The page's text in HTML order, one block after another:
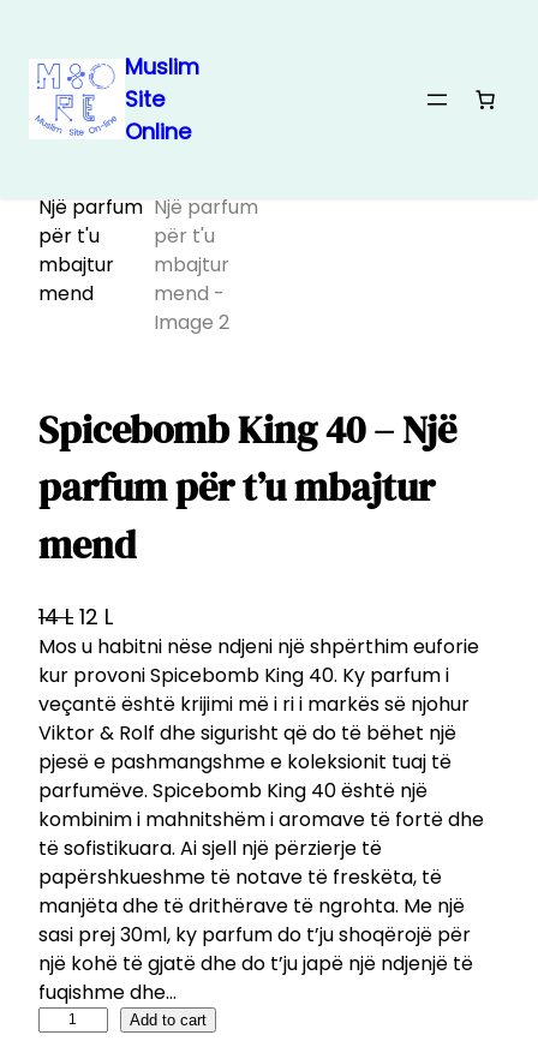
Skip
Muslim
Site
Online
Home / Spicebomb King 40 – Një parfum për t’u mbajtur mend
Spicebomb King 40 – Një
parfum për t’u mbajtur
mend
14L O
r
i
g
i
n
a
l
p
r
i
c
e
w
12 LC
u
r
r
e
n
t
p
r
i
c
e
i
s
Mos u habitni nëse ndjeni një shpërthim euforie
kur provoni Spicebomb King 40. Ky parfum i
veçantë është krijimi më i ri i markës së njohur
Viktor & Rolf dhe sigurisht që do të bëhet një
pjesë e pashmangshme e koleksionit tuaj të
parfumëve. Spicebomb King 40 është një
kombinim i mahnitshëm i aromave të fortë dhe
të sofistikuara. Ai sjell një përzierje të
papërshkueshme të notave të freskëta, të
manjëta dhe të drithërave të ngrohta. Me një
sasi prej 30ml, ky parfum do t’ju shoqërojë për
një kohë të gjatë dhe do t’ju japë një ndjenjë të
fuqishme dhe…
Add to cart